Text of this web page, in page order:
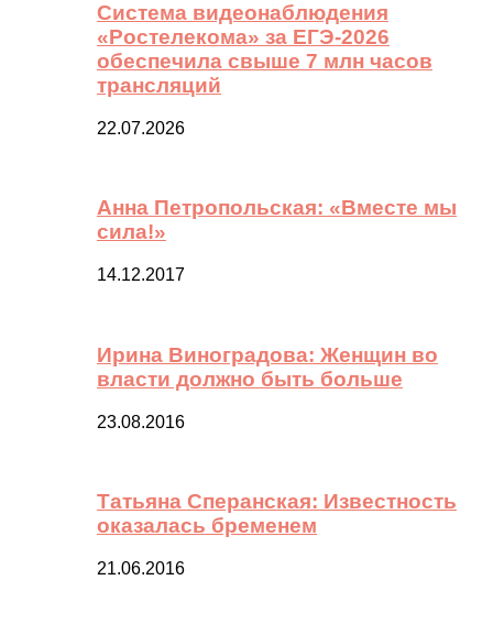
Система видеонаблюдения
«Ростелекома» за ЕГЭ-2026
обеспечила свыше 7 млн часов
трансляций
22.07.2026
Анна Петропольская: «Вместе мы
сила!»
14.12.2017
Ирина Виноградова: Женщин во
власти должно быть больше
23.08.2016
Татьяна Сперанская: Известность
оказалась бременем
21.06.2016